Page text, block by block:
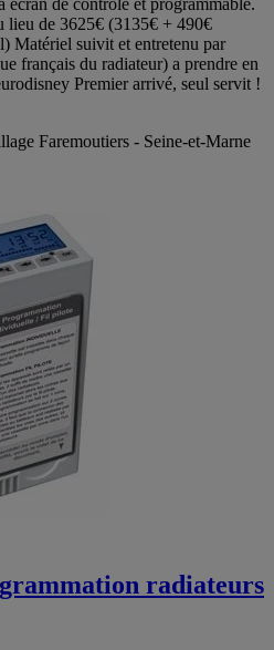
lieu de 3625€ (3135€ + 490€
Matériel suivit et entretenu par
français du radiateur) a prendre en
Premier arrivé, seul servit !
Faremoutiers - Seine-et-Marne
radiateurs